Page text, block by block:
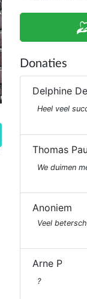
Donaties
Delphine
Heel veel
Thomas
We duimen
Anoniem
Veel
Arne P
?